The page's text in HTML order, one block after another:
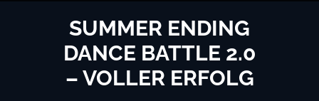
SUMMER ENDING
DANCE BATTLE 2.0
– VOLLER ERFOLG